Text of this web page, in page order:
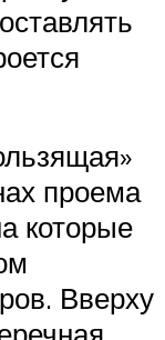
проема
которые
Вверху